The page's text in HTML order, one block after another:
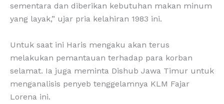
sementara dan diberikan kebutuhan makan minum
yang layak,” ujar pria kelahiran 1983 ini.
Untuk saat ini Haris mengaku akan terus
melakukan pemantauan terhadap para korban
selamat. Ia juga meminta Dishub Jawa Timur untuk
menganalisis penyeb tenggelamnya KLM Fajar
Lorena ini.